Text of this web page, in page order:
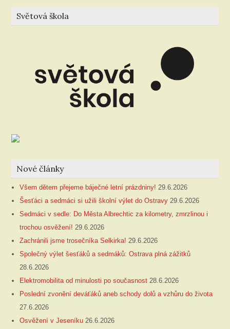
Světová škola
Nové články
Všem dětem přejeme báječné letní prázdniny! 29.6.2026
Šesťáci a sedmáci si užili školní výlet do Ostravy 29.6.2026
Sedmáci v sedle: Do Města Albrechtic za kilometry, zmrzlinou i
trochou osvěžení! 29.6.2026
Zachránili jsme trosečníka Selkirka! 29.6.2026
Společný výlet šesťáků a sedmáků: Ostrava plná zážitků
28.6.2026
Elektromobilita od minulosti po současnost 28.6.2026
Poslední zvonění deváťáků aneb schody dolů a vzhůru do života
27.6.2026
Osvěžení v Jeseníku 26.6.2026